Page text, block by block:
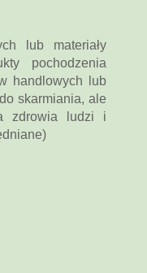
lub materiały
pochodzenia
handlowych lub
skarmiania, ale
zdrowia ludzi i